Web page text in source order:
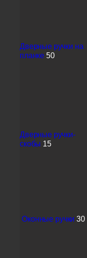
Дверные ручки на
планке 50
Дверные ручки-
скобы 15
Оконные ручки 30